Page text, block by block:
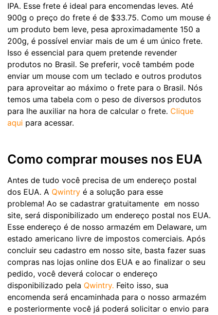
IPA. Esse frete é ideal para encomendas leves. Até
900g o preço do frete é de $33.75. Como um mouse é
um produto bem leve, pesa aproximadamente 150 a
200g, é possível enviar mais de um é um único frete.
Isso é essencial para quem pretende revender
produtos no Brasil. Se preferir, você também pode
enviar um mouse com um teclado e outros produtos
para aproveitar ao máximo o frete para o Brasil. Nós
temos uma tabela com o peso de diversos produtos
para lhe auxiliar na hora de calcular o frete. Clique
aqui para acessar.
Como comprar mouses nos EUA
Antes de tudo você precisa de um endereço postal
dos EUA. A Qwintry é a solução para esse
problema! Ao se cadastrar gratuitamente em nosso
site, será disponibilizado um endereço postal nos EUA.
Esse endereço é de nosso armazém em Delaware, um
estado americano livre de impostos comerciais. Após
concluir seu cadastro em nosso site, basta fazer suas
compras nas lojas online dos EUA e ao finalizar o seu
pedido, você deverá colocar o endereço
disponibilizado pela Qwintry. Feito isso, sua
encomenda será encaminhada para o nosso armazém
e posteriormente você já poderá solicitar o envio para